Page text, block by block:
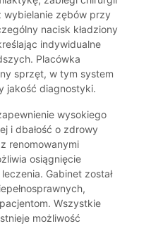
zębów przy
nacisk kładziony
indywidualne
Placówka
sprzęt, w tym system
jakość diagnostyki.
wysokiego
i dbałość o zdrowy
renomowanymi
osiągnięcie
Gabinet został
Wszystkie
możliwość